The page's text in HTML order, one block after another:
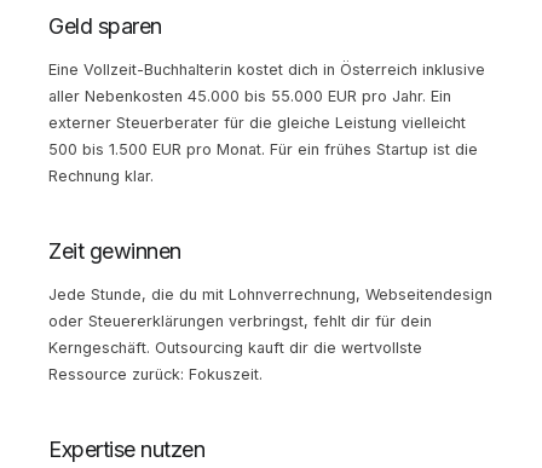
Geld sparen
Eine Vollzeit-Buchhalterin kostet dich in Österreich inklusive
aller Nebenkosten 45.000 bis 55.000 EUR pro Jahr. Ein
externer Steuerberater für die gleiche Leistung vielleicht
500 bis 1.500 EUR pro Monat. Für ein frühes Startup ist die
Rechnung klar.
Zeit gewinnen
Jede Stunde, die du mit Lohnverrechnung, Webseitendesign
oder Steuererklärungen verbringst, fehlt dir für dein
Kerngeschäft. Outsourcing kauft dir die wertvollste
Ressource zurück: Fokuszeit.
Expertise nutzen